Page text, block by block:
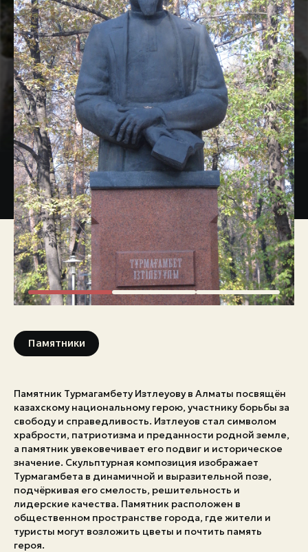
Памятники
Памятник Турмагамбету Изтлеуову в Алматы посвящён
казахскому национальному герою, участнику борьбы за
свободу и справедливость. Изтлеуов стал символом
храбрости, патриотизма и преданности родной земле,
а памятник увековечивает его подвиг и историческое
значение. Скульптурная композиция изображает
Турмагамбета в динамичной и выразительной позе,
подчёркивая его смелость, решительность и
лидерские качества. Памятник расположен в
общественном пространстве города, где жители и
туристы могут возложить цветы и почтить память
героя.
Экстренные номера